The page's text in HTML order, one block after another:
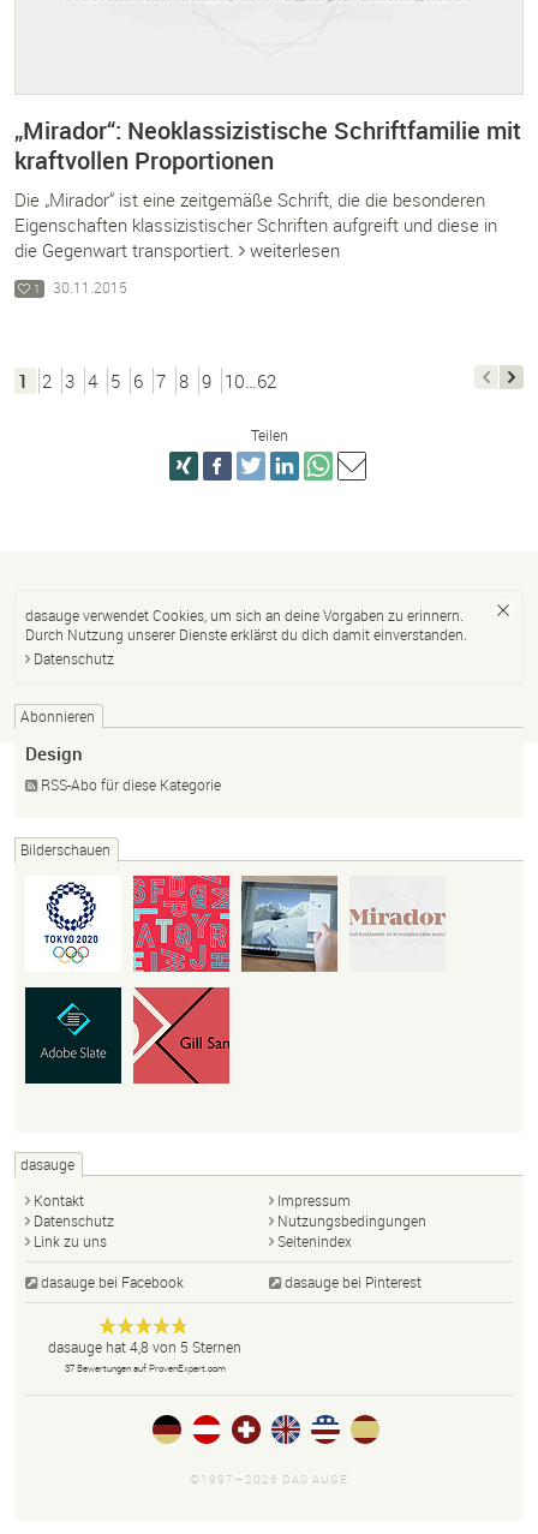
„Mirador“: Neoklassizistische Schriftfamilie mit
kraftvollen Proportionen
Die „Mirador“ ist eine zeitgemäße Schrift, die die besonderen
Eigenschaften klassizistischer Schriften aufgreift und diese in
die Gegenwart transportiert.
weiterlesen
1 30.11.2015
1 2 3 4 5 6 7 8 9 10…62
Teilen
dasauge verwendet Cookies, um sich an deine Vorgaben zu erinnern.
Durch Nutzung unserer Dienste erklärst du dich damit einverstanden.
Datenschutz
Abonnieren
Design
RSS-Abo für diese Kategorie
Bilderschauen
dasauge
Kontakt
Impressum
Datenschutz
Nutzungsbedingungen
Link zu uns
Seitenindex
dasauge bei Facebook dasauge bei Pinterest
dasauge
Designer,
Fotografen,
Agenturen,
Portfolios
und Jobs.
Anonym
dasauge hat4,8 von 5 Sternen
37Bewertungen auf ProvenExpert.com
©1997—2026 DAS AUGE